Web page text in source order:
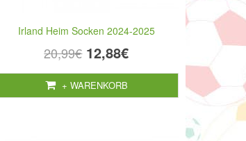
Irland Heim Socken 2024-2025
20,99€ 12,88€
+ WARENKORB